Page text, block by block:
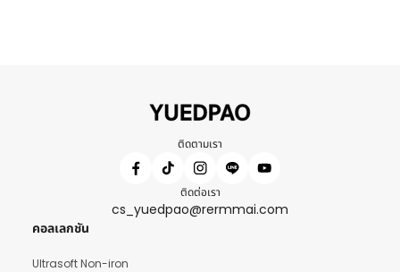
ติดตามเรา
ติดต่อเรา
cs_yuedpao@rermmai.com
คอลเลกชัน
Ultrasoft Non-iron